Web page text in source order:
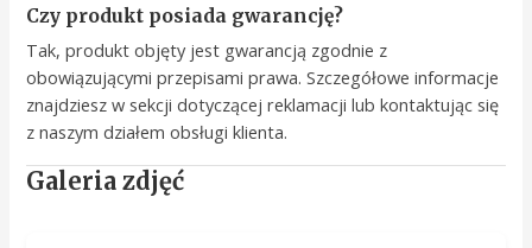
Czy produkt posiada gwarancję?
Tak, produkt objęty jest gwarancją zgodnie z
obowiązującymi przepisami prawa. Szczegółowe informacje
znajdziesz w sekcji dotyczącej reklamacji lub kontaktując się
z naszym działem obsługi klienta.
Galeria zdjęć